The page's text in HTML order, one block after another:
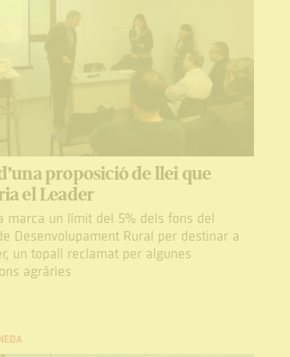
proposició de llei que
el Leader
marca un límit del 5% dels fons del
Desenvolupament Rural per destinar a
un topall reclamat per algunes
agràries